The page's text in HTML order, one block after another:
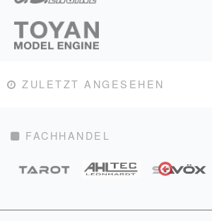
ZULETZT ANGESEHEN
FACHHANDEL